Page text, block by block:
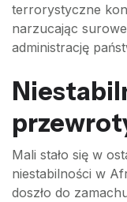
terrorystyczne
narzucając
administrację
Mali stało się w
niestabilności w
doszło do